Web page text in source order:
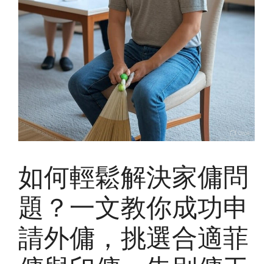
如何輕鬆解決家傭問
題？一文教你成功申
請外傭，挑選合適菲